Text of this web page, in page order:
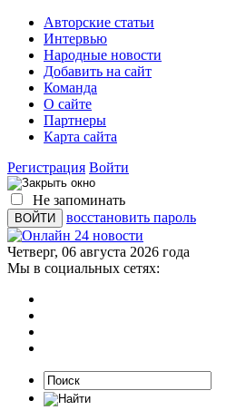
Авторские статьи
Интервью
Народные новости
Добавить на сайт
Команда
О сайте
Партнеры
Карта сайта
Регистрация Войти
Не запоминать
восстановить пароль
Четверг, 06 августа 2026 года
Мы в социальных сетях: